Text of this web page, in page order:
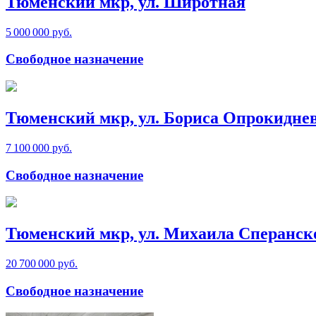
5 000 000 руб.
Свободное назначение
Тюменский мкр, ул. Бориса
7 100 000 руб.
Свободное назначение
Тюменский мкр, ул. Михаила
20 700 000 руб.
Свободное назначение